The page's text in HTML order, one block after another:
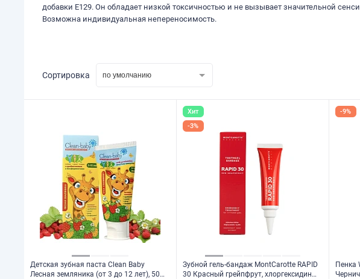
добавки Е129. Он обладает низкой токсичностью и не вызывает значительной
Возможна индивидуальная непереносимость.
Сортировка по умолчанию
Детская зубная паста Clean Baby
Лесная земляника (от 3 до 12 лет), 50
Хит
-3%
Зубной гель-бандаж MontCarotte RAPID
30 Красный грейпфрут, хлоргексидин
-9%
Пенка